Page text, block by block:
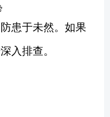
患于未然。如果
入排查。